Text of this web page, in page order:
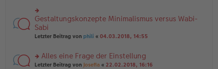
tr
a
g
n
er
B
ei
tr
g
el
es
e
n
B
ei
rs
te
r
u
g
el
Gestaltungskonzepte Minimalismus versus Wabi-
Sabi
Letzter Beitrag von phili « 04.03.2018, 14:55
rs
Alles eine Frage der Einstellung
Letzter Beitrag von Josefia « 22.02.2018, 16:16